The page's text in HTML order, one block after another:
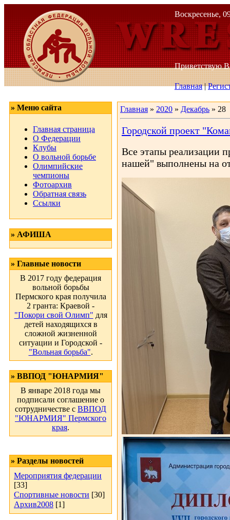
Воскресенье,
Приветствую
Главная|
» Меню сайта
Главная страница
О Федерации
Клубы
О вольной борьбе
Олимпийские
чемпионы
Фотоархив
Обратная связь
Ссылки
» АФИША
» Главные новости
В 2017 году федерация
вольной борьбы
Пермского края получила
2 гранта: Краевой -
"Покори свой Олимп" для
детей находящихся в
сложной жизненной
ситуации и Городской -
"Вольная борьба".
» ВВПОД "ЮНАРМИЯ"
В январе 2018 года мы
подписали соглашение о
сотрудничестве с ВВПОД
"ЮНАРМИЯ" Пермского
края.
» Разделы новостей
Мероприятия федерации
[33]
Спортивные новости [30]
Архив2008 [1]
Главная » 2020 » Декабрь » 28
Городской проект
Все этапы реализации
нашей" выполнены на